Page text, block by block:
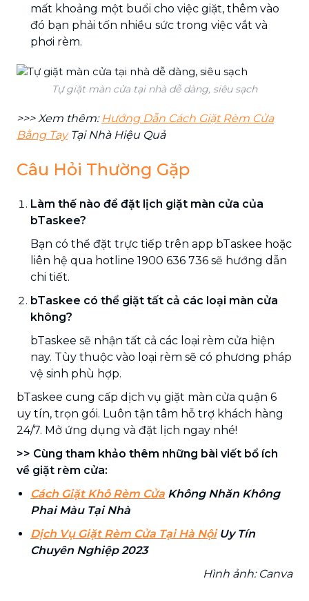
mất khoảng một buổi cho việc giặt, thêm vào
đó bạn phải tốn nhiều sức trong việc vắt và
phơi rèm.
Tự giặt màn cửa tại nhà dễ dàng, siêu sạch
>>> Xem thêm: Hướng Dẫn Cách Giặt Rèm Cửa
Bằng TayTại Nhà Hiệu Quả
Câu Hỏi Thường Gặp
Làm thế nào để đặt lịch giặt màn cửa của
bTaskee?
Bạn có thể đặt trực tiếp trên app bTaskee hoặc
liên hệ qua hotline 1900 636 736 sẽ hướng dẫn
chi tiết.
bTaskee có thể giặt tất cả các loại màn cửa
không?
bTaskee sẽ nhận tất cả các loại rèm cửa hiện
nay. Tùy thuộc vào loại rèm sẽ có phương pháp
vệ sinh phù hợp.
bTaskee cung cấp dịch vụ giặt màn cửa quận 6
uy tín, trọn gói. Luôn tận tâm hỗ trợ khách hàng
24/7. Mở ứng dụng và đặt lịch ngay nhé!
>> Cùng tham khảo thêm những bài viết bổ ích
về giặt rèm cửa:
Cách Giặt Khô Rèm Cửa Không Nhăn Không
Phai Màu Tại Nhà
Dịch Vụ Giặt Rèm Cửa Tại Hà NộiUy Tín
Chuyên Nghiệp 2023
Hình ảnh: Canva